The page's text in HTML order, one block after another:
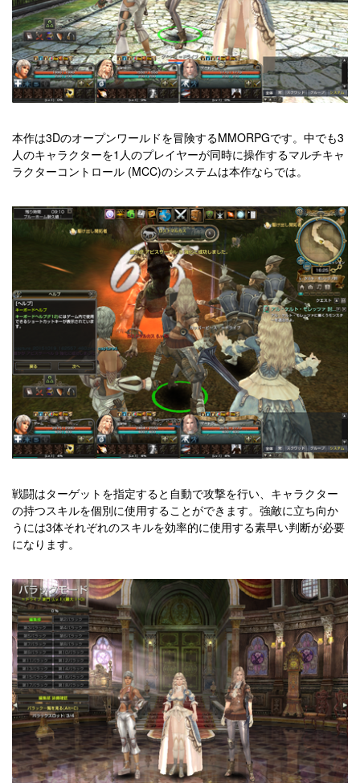
本作は3Dのオープンワールドを冒険するMMORPGです。中でも3
人のキャラクターを1人のプレイヤーが同時に操作するマルチキャ
ラクターコントロール (MCC)のシステムは本作ならでは。
戦闘はターゲットを指定すると自動で攻撃を行い、キャラクター
の持つスキルを個別に使用することができます。強敵に立ち向か
うには3体それぞれのスキルを効率的に使用する素早い判断が必要
になります。